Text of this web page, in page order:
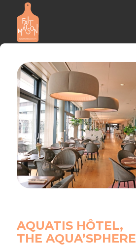
AQUATIS HÔTEL,
THE AQUA’SPHERE